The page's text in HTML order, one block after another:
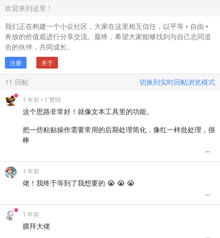
                result.
                listElements = [];
            result.
push (element.outerHTML);
        }
    });
// 处理最后一组列表元素
if
(listElements.
        result.
(listElements));
    }
return result.
// 创建一个DOM解析器
const
const doc = parser.parseFromString
const elements = Array.from(doc.body.children);
const
欢迎来到这里！
我们正在构建一个小众社区，大家在这里相互信任，以平等 • 自由 •
奔放的价值观进行分享交流。最终，希望大家能够找到与自己志同道
合的伙伴，共同成长。
注册 关于
11 回帖 切换到实时回帖浏览模式
1 年前• 1 赞同
这个思路非常好！就像文本工具里的功能。
把一些粘贴操作需要常用的后期处理简化，像红一样批处理，很
棒
1 年前
佬！我终于等到了我想要的 😭 😭 😭
1 年前
膜拜大佬